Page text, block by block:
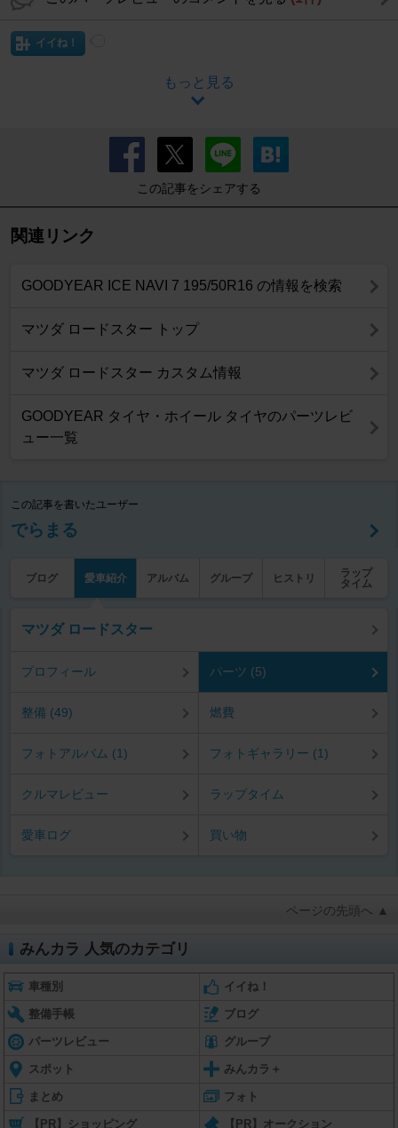
イイね！
もっと見る
この記事をシェアする
関連リンク
GOODYEAR ICE NAVI 7 195/50R16 の情報を検索
マツダ ロードスター トップ
マツダ ロードスター カスタム情報
GOODYEAR タイヤ・ホイール タイヤのパーツレビ
ュー一覧
この記事を書いたユーザー
でらまる
ブログ 愛車紹介 アルバム グループ ヒストリ
ラップ
タイム
マツダ ロードスター
プロフィール パーツ (5)
整備 (49) 燃費
フォトアルバム (1) フォトギャラリー (1)
クルマレビュー ラップタイム
愛車ログ 買い物
ページの先頭へ ▲
みんカラ 人気のカテゴリ
車種別 イイね！
整備手帳 ブログ
パーツレビュー グループ
スポット みんカラ＋
まとめ フォト
【PR】ショッピング 【PR】オークション